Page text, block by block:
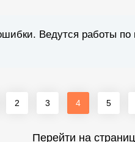
Ведутся работы
2 3 4 5
Перейти на